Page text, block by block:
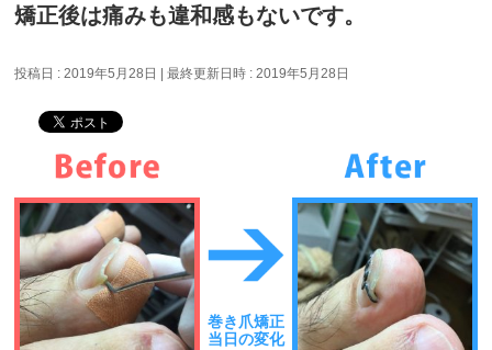
矯正後は痛みも違和感もないです。
投稿日 : 2019年5月28日 最終更新日時 : 2019年5月28日
巻き爪矯正
当日の変化